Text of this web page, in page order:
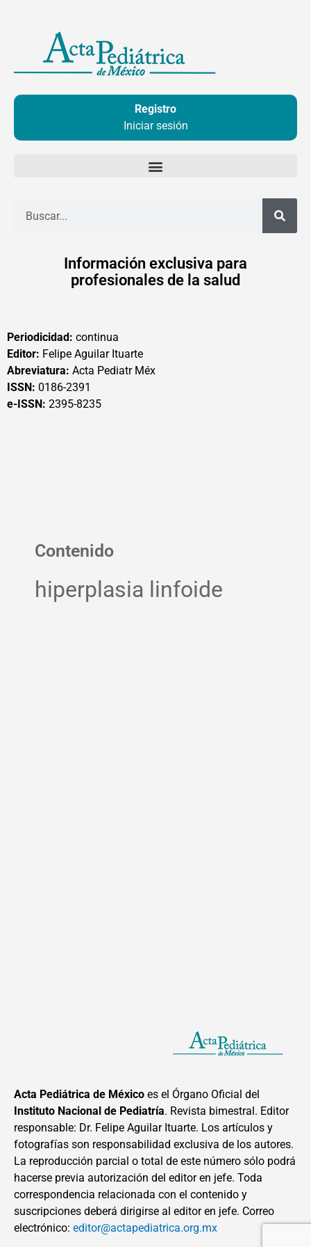
contenido
Registro
Iniciar sesión
Información exclusiva para
profesionales de la salud
Periodicidad: continua
Editor: Felipe Aguilar Ituarte
Abreviatura: Acta Pediatr Méx
ISSN: 0186-2391
e-ISSN: 2395-8235
Contenido
hiperplasia linfoide
Acta Pediátrica de México es el Órgano Oficial del
Instituto Nacional de Pediatría. Revista bimestral. Editor
responsable: Dr. Felipe Aguilar Ituarte. Los artículos y
fotografías son responsabilidad exclusiva de los autores.
La reproducción parcial o total de este número sólo podrá
hacerse previa autorización del editor en jefe. Toda
correspondencia relacionada con el contenido y
suscripciones deberá dirigirse al editor en jefe. Correo
electrónico: editor@actapediatrica.org.mx